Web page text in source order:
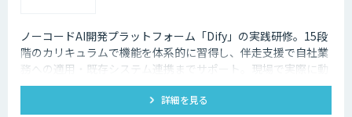
ノーコードAI開発プラットフォーム「Dify」の実践研修。15段
階のカリキュラムで機能を体系的に習得し、伴走支援で自社業
務への適用・既存システム連携までサポート。現場で実際に動
くAIツールを自分たちで作れる状態を目指します。
詳細を見る